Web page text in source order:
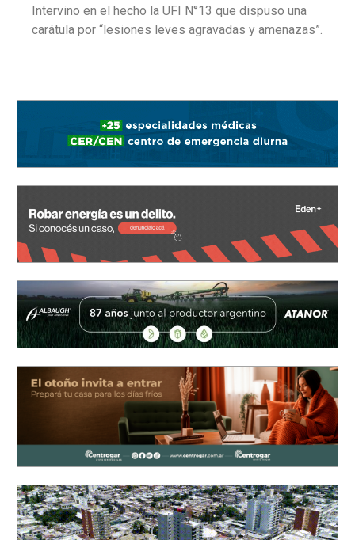
Intervino en el hecho la UFI N°13 que dispuso una
carátula por “lesiones leves agravadas y amenazas”.